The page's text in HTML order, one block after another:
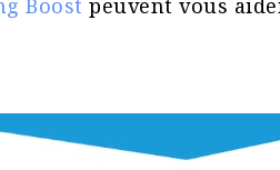
Boost peuvent vous